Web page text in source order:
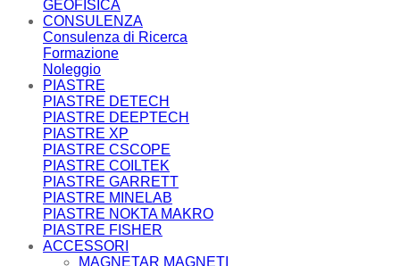
GEOFISICA
CONSULENZA
Consulenza di Ricerca
Formazione
Noleggio
PIASTRE
PIASTRE DETECH
PIASTRE DEEPTECH
PIASTRE XP
PIASTRE CSCOPE
PIASTRE COILTEK
PIASTRE GARRETT
PIASTRE MINELAB
PIASTRE NOKTA MAKRO
PIASTRE FISHER
ACCESSORI
MAGNETAR MAGNETI